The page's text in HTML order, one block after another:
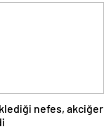
nefes, akciğer